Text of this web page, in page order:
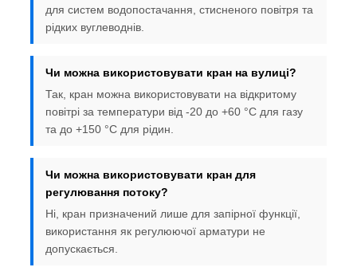
для систем водопостачання, стисненого повітря та
рідких вуглеводнів.
Чи можна використовувати кран на вулиці?
Так, кран можна використовувати на відкритому
повітрі за температури від -20 до +60 °C для газу
та до +150 °C для рідин.
Чи можна використовувати кран для
регулювання потоку?
Ні, кран призначений лише для запірної функції,
використання як регулюючої арматури не
допускається.